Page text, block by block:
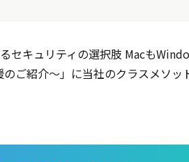
セキュリティの選択肢 Macも
ご紹介〜」に当社のクラスメソ